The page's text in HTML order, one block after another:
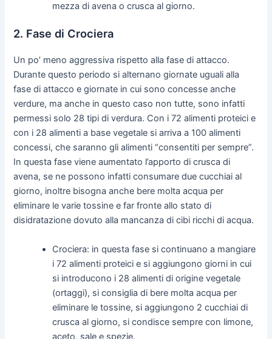
mezza di avena o crusca al giorno.
2. Fase di Crociera
Un po’ meno aggressiva rispetto alla fase di attacco.
Durante questo periodo si alternano giornate uguali alla
fase di attacco e giornate in cui sono concesse anche
verdure, ma anche in questo caso non tutte, sono infatti
permessi solo 28 tipi di verdura. Con i 72 alimenti proteici e
con i 28 alimenti a base vegetale si arriva a 100 alimenti
concessi, che saranno gli alimenti “consentiti per sempre”.
In questa fase viene aumentato l’apporto di crusca di
avena, se ne possono infatti consumare due cucchiai al
giorno, inoltre bisogna anche bere molta acqua per
eliminare le varie tossine e far fronte allo stato di
disidratazione dovuto alla mancanza di cibi ricchi di acqua.
Crociera: in questa fase si continuano a mangiare
i 72 alimenti proteici e si aggiungono giorni in cui
si introducono i 28 alimenti di origine vegetale
(ortaggi), si consiglia di bere molta acqua per
eliminare le tossine, si aggiungono 2 cucchiai di
crusca al giorno, si condisce sempre con limone,
aceto, sale e spezie.